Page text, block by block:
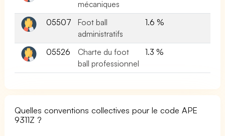
mécaniques
05507
Foot ball
administratifs
1.6 %
05526
Charte du foot
ball professionnel
1.3 %
Quelles conventions collectives pour le code APE
9311Z ?